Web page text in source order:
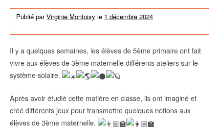
Publié parVirginie Montoisy le 1 décembre 2024
Il y a quelques semaines, les élèves de 5ème primaire ont fait
vivre aux élèves de 3ème maternelle différents ateliers sur le
système solaire.
Après avoir étudié cette matière en classe, ils ont imaginé et
créé différents jeux pour transmettre quelques notions aux
élèves de 3ème maternelle.